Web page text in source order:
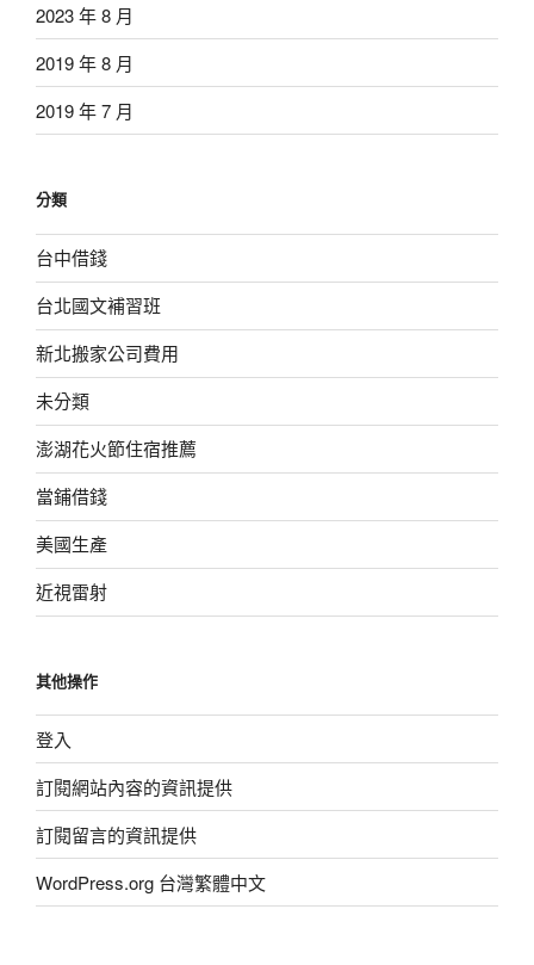
2023 年 8 月
2019 年 8 月
2019 年 7 月
分類
台中借錢
台北國文補習班
新北搬家公司費用
未分類
澎湖花火節住宿推薦
當鋪借錢
美國生產
近視雷射
其他操作
登入
訂閱網站內容的資訊提供
訂閱留言的資訊提供
WordPress.org 台灣繁體中文